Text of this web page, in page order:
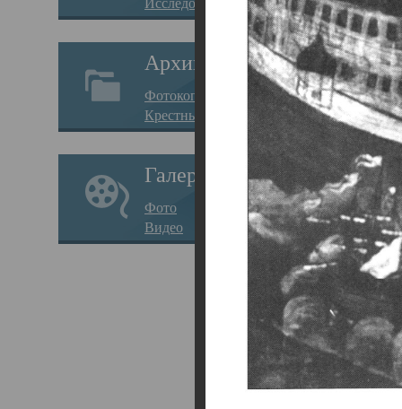
Архив
Фотокопии дел
Крестные ходы
Галерея
Фото
Видео